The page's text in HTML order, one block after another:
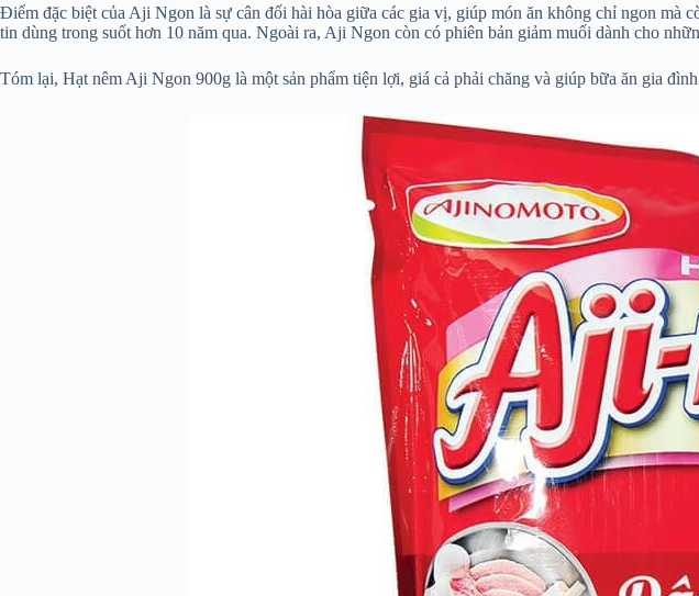
Điểm đặc biệt của Aji Ngon là sự cân đối hài hòa giữa các gia vị, giúp món ăn không chỉ ngon
tin dùng trong suốt hơn 10 năm qua. Ngoài ra, Aji Ngon còn có phiên bản giảm muối dành cho
Tóm lại, Hạt nêm Aji Ngon 900g là một sản phẩm tiện lợi, giá cả phải chăng và giúp bữa ăn gia